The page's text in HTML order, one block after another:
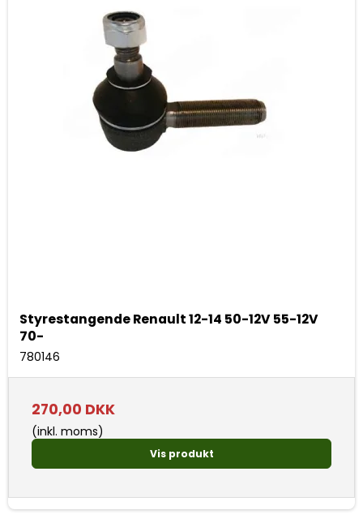
Styrestangende Renault 12-14 50-12V 55-12V
70-
780146
270,00 DKK
(inkl. moms)
Vis produkt